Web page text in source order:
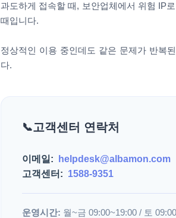
과도하게 접속할 때, 보안업체에서 위험 IP
때입니다.
정상적인 이용 중인데도 같은 문제가 반복
다.
고객센터 연락처
이메일:
helpdesk@albamon.com
고객센터: 1588-9351
운영시간: 월~금 09:00~19:00 / 토